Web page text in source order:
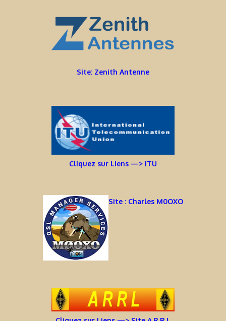
Site: Zenith Antenne
Cliquez sur Liens —> ITU
Site : Charles M0OXO